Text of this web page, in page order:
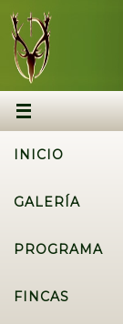
INICIO
GALERÍA
PROGRAMA
FINCAS